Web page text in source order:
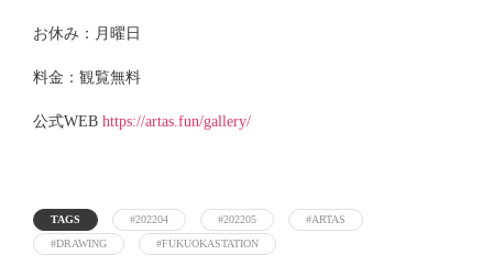
お休み：月曜日
料金：観覧無料
公式WEB https://artas.fun/gallery/
TAGS #202204 #202205
#ARTAS
#DRAWING
#FUKUOKASTATION